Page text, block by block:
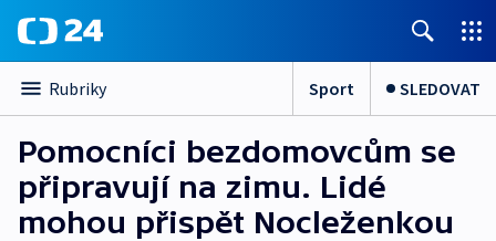
Rubriky Sport SLEDOVAT
Pomocníci bezdomovcům se
připravují na zimu. Lidé
mohou přispět Nocleženkou